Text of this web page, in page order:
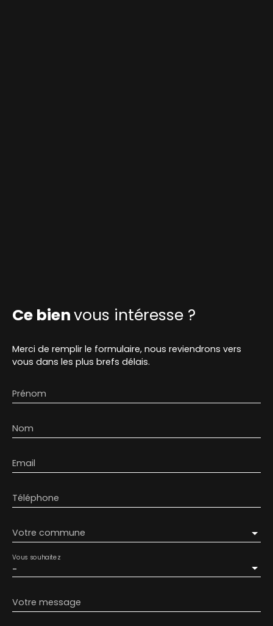
Ce bienvous intéresse ?
Merci de remplir le formulaire, nous reviendrons vers
vous dans les plus brefs délais.
Prénom
Nom
Email
Téléphone
Votre commune
-
Vous souhaitez
Votre message